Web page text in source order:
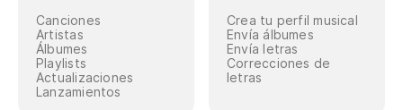
Canciones
Artistas
Álbumes
Playlists
Actualizaciones
Lanzamientos
Crea tu perfil musical
Envía álbumes
Envía letras
Correcciones de
letras